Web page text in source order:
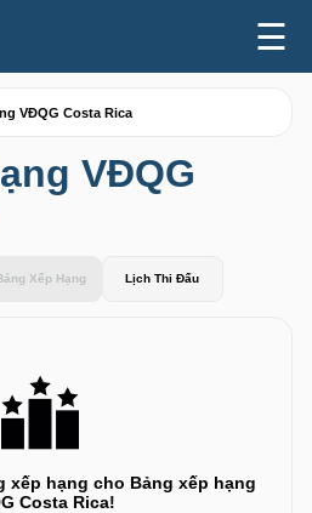
☰
VĐQG Costa Rica
VĐQG
Xếp Hạng Lịch Thi Đấu
xếp hạng cho Bảng xếp hạng
Costa Rica!